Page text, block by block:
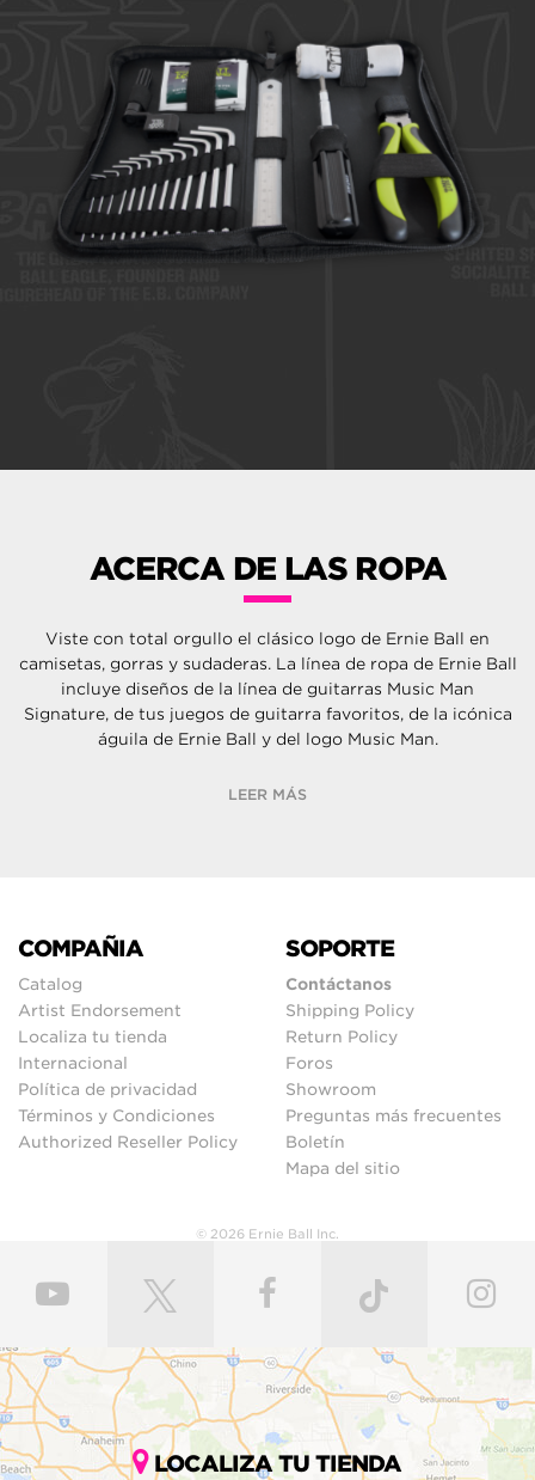
ACERCA DE LAS ROPA
Viste con total orgullo el clásico logo de Ernie Ball en
camisetas, gorras y sudaderas. La línea de ropa de Ernie Ball
incluye diseños de la línea de guitarras Music Man
Signature, de tus juegos de guitarra favoritos, de la icónica
águila de Ernie Ball y del logo Music Man.
LEER MÁS
COMPAÑIA
Catalog
Artist Endorsement
Localiza tu tienda
Internacional
Política de privacidad
Términos y Condiciones
Authorized Reseller Policy
SOPORTE
Contáctanos
Shipping Policy
Return Policy
Foros
Showroom
Preguntas más frecuentes
Boletín
Mapa del sitio
© 2026 Ernie Ball Inc.
LOCALIZA TU TIENDA